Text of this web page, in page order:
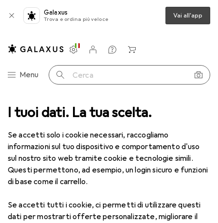
I tuoi dati. La tua scelta.
Se accetti solo i cookie necessari, raccogliamo
informazioni sul tuo dispositivo e comportamento d'uso
sul nostro sito web tramite cookie e tecnologie simili.
Questi permettono, ad esempio, un login sicuro e funzioni
di base come il carrello.
Se accetti tutti i cookie, ci permetti di utilizzare questi
dati per mostrarti offerte personalizzate, migliorare il
Galaxus
Trova e ordina più veloce Vai all'app
Categoria Navigazione
Menu Cerca
Impostazioni
Conto cliente
Liste di confronto
Liste dei desideri
Carrello
Lenti a contatto Air Optix più HydraGlyde per l'astigmatismo
1 Immagine
Air Optix più HydraGlyde per
-1.75, Obiettivo mensile, 6 pz., Torico
EUR
47,29 EUR
7,88/1pz.